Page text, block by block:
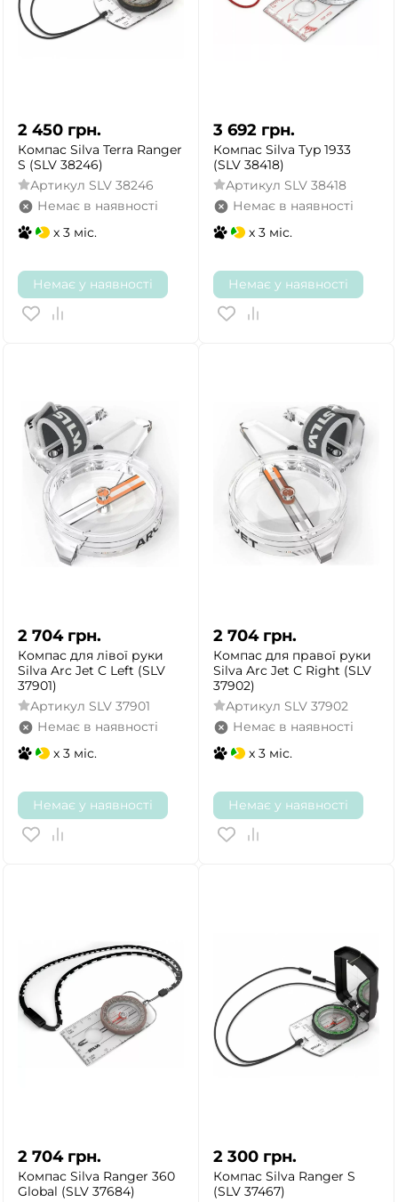
2 450 грн.
Компас Silva Terra Ranger
S (SLV 38246)
Артикул SLV 38246
Немає в наявності
x 3 міс.
Немає у наявності
3 692 грн.
Компас Silva Typ 1933
(SLV 38418)
Артикул SLV 38418
Немає в наявності
x 3 міс.
Немає у наявності
2 704 грн.
Компас для лівої руки
Silva Arc Jet C Left (SLV
37901)
Артикул SLV 37901
Немає в наявності
x 3 міс.
Немає у наявності
2 704 грн.
Компас для правої руки
Silva Arc Jet C Right (SLV
37902)
Артикул SLV 37902
Немає в наявності
x 3 міс.
Немає у наявності
2 704 грн.
Компас Silva Ranger 360
Global (SLV 37684)
2 300 грн.
Компас Silva Ranger S
(SLV 37467)